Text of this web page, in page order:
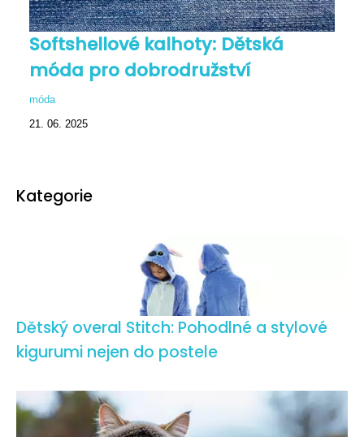
Softshellové kalhoty: Dětská
móda pro dobrodružství
móda
21. 06. 2025
Kategorie
Dětský overal Stitch: Pohodlné a stylové
kigurumi nejen do postele